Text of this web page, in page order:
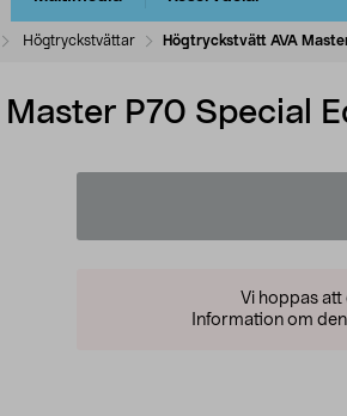
Högtryckstvättar Högtryckstvätt AVA
P70 Special
Vi hoppas
Information om